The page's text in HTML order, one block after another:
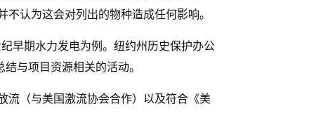
认为这会对列出的物种造成任何影响。
早期水力发电为例。纽约州历史保护办公
与项目资源相关的活动。
流（与美国激流协会合作）以及符合《美